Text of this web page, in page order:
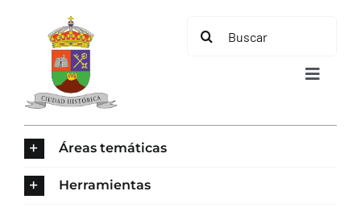
contenido
Buscar:
Toggle
Áreas temáticas
Herramientas